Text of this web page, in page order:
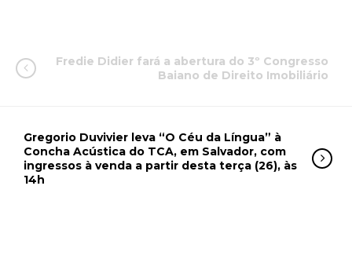
Fredie Didier fará a abertura do 3º Congresso
Baiano de Direito Imobiliário
Gregorio Duvivier leva “O Céu da Língua” à
Concha Acústica do TCA, em Salvador, com
ingressos à venda a partir desta terça (26), às
14h